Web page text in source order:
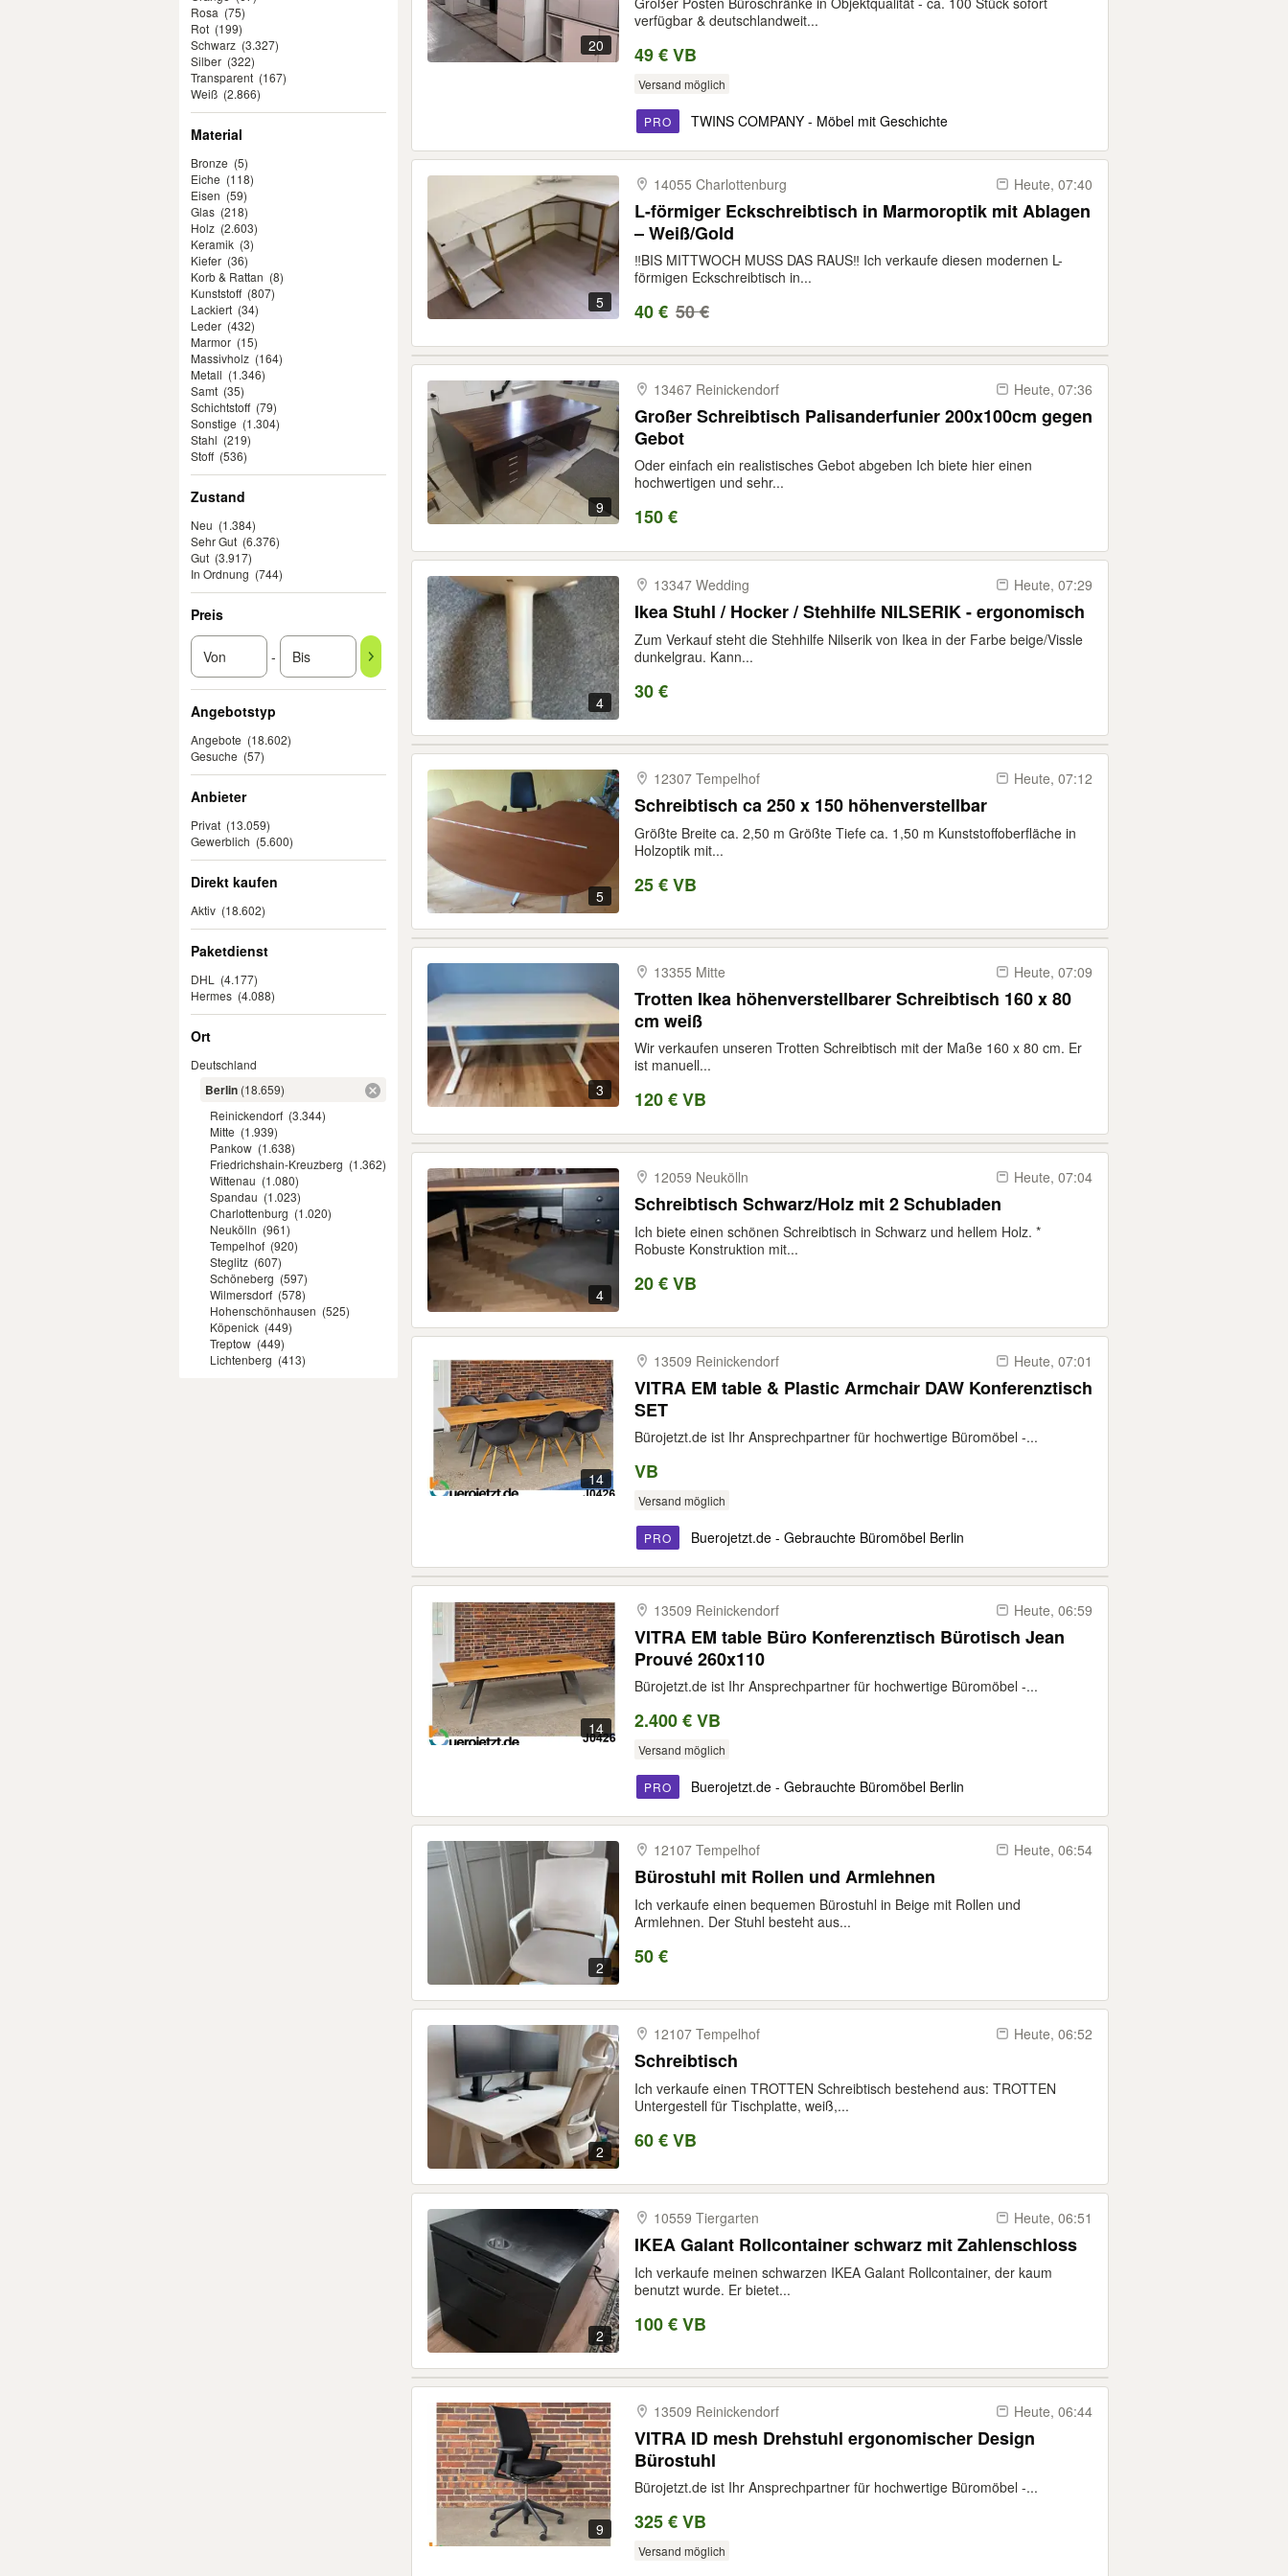
Rosa (75)
Rot (199)
Schwarz (3.327)
Silber (322)
Transparent (167)
Weiß (2.866)
Material
Bronze (5)
Eiche (118)
Eisen (59)
Glas (218)
Holz (2.603)
Keramik (3)
Kiefer (36)
Korb & Rattan (8)
Kunststoff (807)
Lackiert (34)
Leder (432)
Marmor (15)
Massivholz (164)
Metall (1.346)
Samt (35)
Schichtstoff (79)
Sonstige (1.304)
Stahl (219)
Stoff (536)
Zustand
Neu (1.384)
Sehr Gut (6.376)
Gut (3.917)
In Ordnung (744)
Preis
-
Angebotstyp
Angebote (18.602)
Gesuche (57)
Anbieter
Privat (13.059)
Gewerblich (5.600)
Direkt kaufen
Aktiv (18.602)
Paketdienst
DHL
(4.177)
Hermes (4.088)
Ort
Deutschland
Berlin (18.659)
Reinickendorf (3.344)
Mitte (1.939)
Pankow (1.638)
Friedrichshain-Kreuzberg (1.362)
Wittenau (1.080)
Spandau (1.023)
Charlottenburg (1.020)
Neukölln (961)
Tempelhof (920)
Steglitz (607)
Schöneberg (597)
Wilmersdorf (578)
Hohenschönhausen (525)
Köpenick (449)
Treptow (449)
Lichtenberg (413)
20
verfügbar & deutschlandweit...
49 € VB
Versand möglich
PRO TWINS COMPANY - Möbel mit Geschichte
5
14055 Charlottenburg Heute, 07:40
L-förmiger Eckschreibtisch in Marmoroptik mit Ablagen
– Weiß/Gold
‼️BIS MITTWOCH MUSS DAS RAUS‼️ Ich verkaufe diesen modernen L-
förmigen Eckschreibtisch in...
40 € 50 €
9
13467 Reinickendorf Heute, 07:36
Großer Schreibtisch Palisanderfunier 200x100cm gegen
Gebot
Oder einfach ein realistisches Gebot abgeben Ich biete hier einen
hochwertigen und sehr...
150 €
4
13347 Wedding Heute, 07:29
Ikea Stuhl / Hocker / Stehhilfe NILSERIK - ergonomisch
Zum Verkauf steht die Stehhilfe Nilserik von Ikea in der Farbe beige/Vissle
dunkelgrau. Kann...
30 €
5
12307 Tempelhof Heute, 07:12
Schreibtisch ca 250 x 150 höhenverstellbar
Größte Breite ca. 2,50 m Größte Tiefe ca. 1,50 m Kunststoffoberfläche in
Holzoptik mit...
25 € VB
3
13355 Mitte Heute, 07:09
Trotten Ikea höhenverstellbarer Schreibtisch 160 x 80
cm weiß
Wir verkaufen unseren Trotten Schreibtisch mit der Maße 160 x 80 cm. Er
ist manuell...
120 € VB
4
12059 Neukölln Heute, 07:04
Schreibtisch Schwarz/Holz mit 2 Schubladen
Ich biete einen schönen Schreibtisch in Schwarz und hellem Holz. *
Robuste Konstruktion mit...
20 € VB
14
13509 Reinickendorf Heute, 07:01
VITRA EM table & Plastic Armchair DAW Konferenztisch
SET
Bürojetzt.de ist Ihr Ansprechpartner für hochwertige Büromöbel -...
VB
Versand möglich
PRO Buerojetzt.de - Gebrauchte Büromöbel Berlin
14
13509 Reinickendorf Heute, 06:59
VITRA EM table Büro Konferenztisch Bürotisch Jean
Prouvé 260x110
Bürojetzt.de ist Ihr Ansprechpartner für hochwertige Büromöbel -...
2.400 € VB
Versand möglich
PRO Buerojetzt.de - Gebrauchte Büromöbel Berlin
2
12107 Tempelhof Heute, 06:54
Bürostuhl mit Rollen und Armlehnen
Ich verkaufe einen bequemen Bürostuhl in Beige mit Rollen und
Armlehnen. Der Stuhl besteht aus...
50 €
2
12107 Tempelhof Heute, 06:52
Schreibtisch
Ich verkaufe einen TROTTEN Schreibtisch bestehend aus: TROTTEN
Untergestell für Tischplatte, weiß,...
60 € VB
2
10559 Tiergarten Heute, 06:51
IKEA Galant Rollcontainer schwarz mit Zahlenschloss
Ich verkaufe meinen schwarzen IKEA Galant Rollcontainer, der kaum
benutzt wurde. Er bietet...
100 € VB
9
13509 Reinickendorf Heute, 06:44
VITRA ID mesh Drehstuhl ergonomischer Design
Bürostuhl
Bürojetzt.de ist Ihr Ansprechpartner für hochwertige Büromöbel -...
325 € VB
Versand möglich